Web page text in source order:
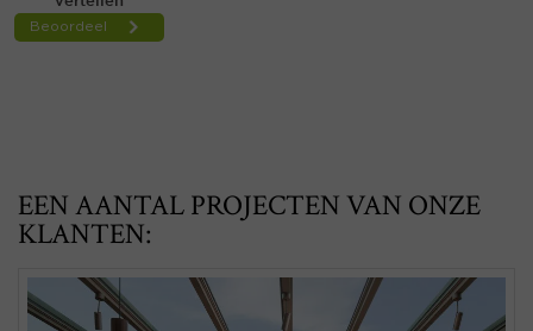
EEN AANTAL PROJECTEN VAN ONZE
KLANTEN: